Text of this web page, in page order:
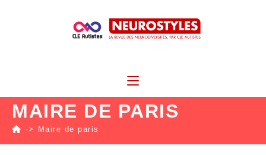
MAIRE DE PARIS
-> Maire de paris